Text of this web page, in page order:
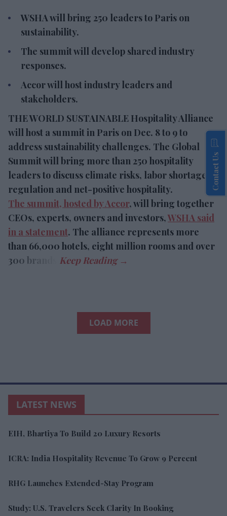
WSHA will bring 250 leaders to Paris on
sustainability.
The summit will develop shared industry
responses.
Accor will host industry leaders and
stakeholders.
THE WORLD SUSTAINABLE Hospitality Alliance
will host a summit in Paris on Dec. 8 to 9 to
address sustainability challenges. The Global
Summit will bring more than 250 hospitality
leaders to discuss climate risks, labor shortages,
regulation and net-positive hospitality.
The summit, hosted by Accor, will bring together
CEOs, experts, owners and investors,WSHA said
in a statement. The alliance represents more
than 66,000 hotels, eight million rooms and over
300 brands.
LOAD MORE
LATEST NEWS
EIH, Bhartiya To Build 20 Luxury Resorts
ICRA: India Hospitality Revenue To Grow 9 Percent
RHG Launches Extended-Stay Program
Study: U.S. Travelers Seek Clarity In Booking
Contact Us